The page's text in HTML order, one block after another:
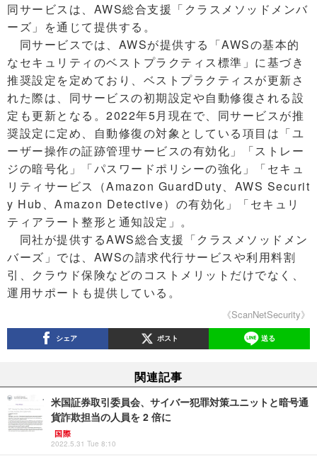
同サービスは、AWS総合支援「クラスメソッドメンバ
ーズ」を通じて提供する。
同サービスでは、AWSが提供する「AWSの基本的
なセキュリティのベストプラクティス標準」に基づき
推奨設定を定めており、ベストプラクティスが更新さ
れた際は、同サービスの初期設定や自動修復される設
定も更新となる。2022年5月現在で、同サービスが推
奨設定に定め、自動修復の対象としている項目は「ユ
ーザー操作の証跡管理サービスの有効化」「ストレー
ジの暗号化」「パスワードポリシーの強化」「セキュ
リティサービス（Amazon GuardDuty、AWS Securit
y Hub、Amazon Detective）の有効化」「セキュリ
ティアラート整形と通知設定」。
同社が提供するAWS総合支援「クラスメソッドメン
バーズ」では、AWSの請求代行サービスや利用料割
引、クラウド保険などのコストメリットだけでなく、
運用サポートも提供している。
《ScanNetSecurity》
シェア ポスト 送る
関連記事
米国証券取引委員会、サイバー犯罪対策ユニットと暗号通
貨詐欺担当の人員を 2 倍に
国際
2022.5.31 Tue 8:10